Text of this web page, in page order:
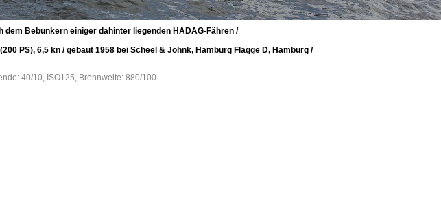
dem Bebunkern einiger dahinter liegenden HADAG-Fähren /
PS), 6,5 kn / gebaut 1958 bei Scheel & Jöhnk, Hamburg Flagge D, Hamburg /
40/10, ISO125, Brennweite: 880/100